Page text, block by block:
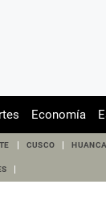
Economía
CUSCO